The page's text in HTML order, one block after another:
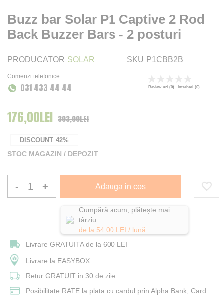
Buzz bar Solar P1 Captive 2 Rod
Back Buzzer Bars - 2 posturi
PRODUCATOR SOLAR SKU P1CBB2B
Comenzi telefonice
031 433 44 44
0
% of100
Review-uri (0) Intrebari (0)
303,00LEI
Pret Special
176,00LEI
STOC MAGAZIN / DEPOZIT
DISCOUNT 42%
- + Adauga in cos
Cumpără acum, plătește mai
târziu
de la 54.00 LEI / lună
Livrare GRATUITA de la 600 LEI
Livrare la EASYBOX
Retur GRATUIT in 30 de zile
Posibilitate RATE la plata cu cardul prin Alpha Bank, Card